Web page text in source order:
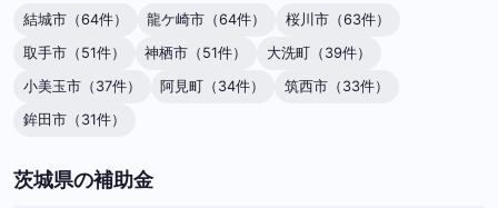
結城市（64件） 龍ケ崎市（64件）
桜川市（63件）
取手市（51件）
神栖市（51件）
大洗町（39件）
小美玉市（37件）
阿見町（34件）
筑西市（33件）
鉾田市（31件）
茨城県の補助金